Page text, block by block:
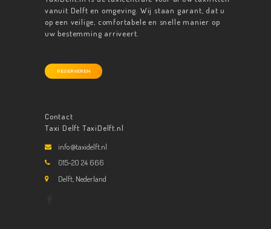
vanuit Delft en omgeving. Wij staan garant, dat u
op een veilige, comfortabele en snelle manier op
uw bestemming arriveert.
RESERVEREN
Contact
Taxi Delft TaxiDelft.nl
info@taxidelft.nl
015-20 24 666
Delft, Nederland